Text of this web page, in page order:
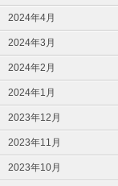
2024年4月
2024年3月
2024年2月
2024年1月
2023年12月
2023年11月
2023年10月